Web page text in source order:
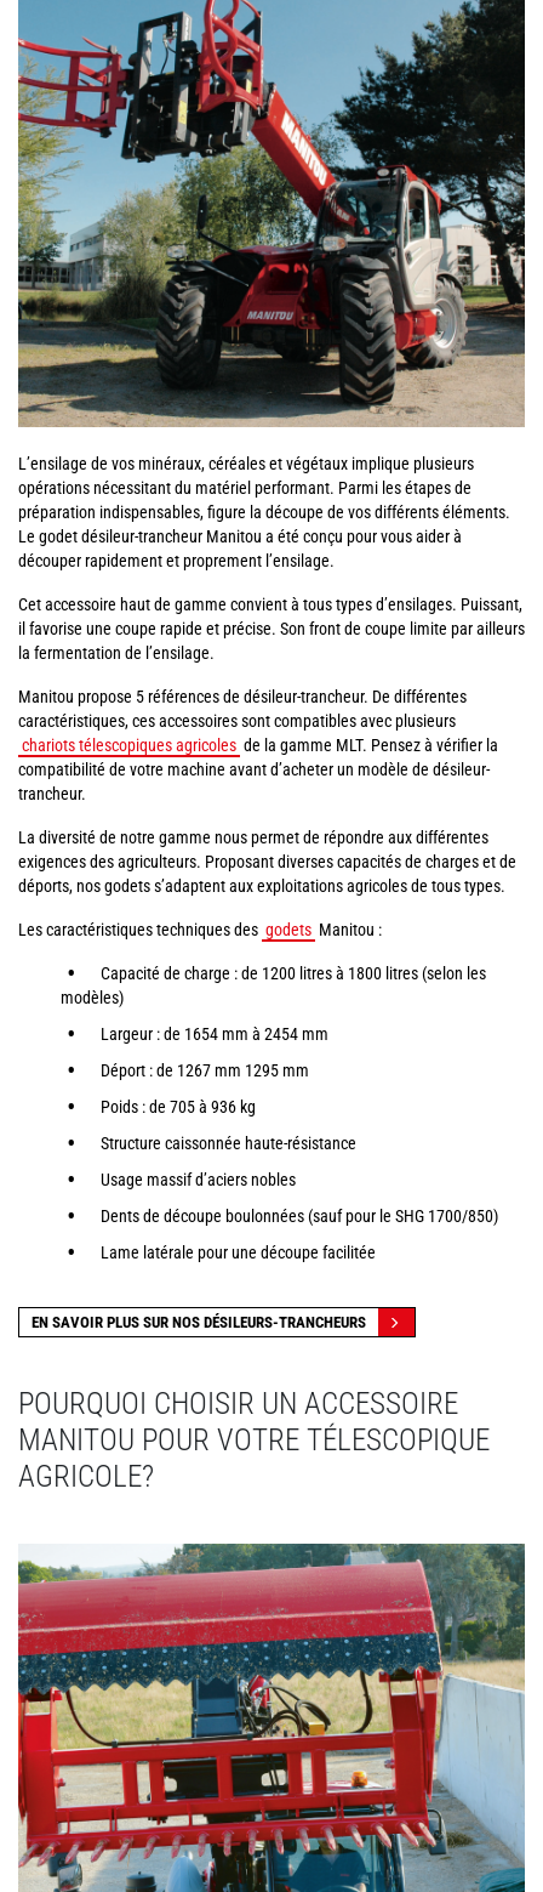
L’ensilage de vos minéraux, céréales et végétaux implique plusieurs
opérations nécessitant du matériel performant. Parmi les étapes de
préparation indispensables, figure la découpe de vos différents éléments.
Le godet désileur-trancheur Manitou a été conçu pour vous aider à
découper rapidement et proprement l’ensilage.
Cet accessoire haut de gamme convient à tous types d’ensilages. Puissant,
il favorise une coupe rapide et précise. Son front de coupe limite par ailleurs
la fermentation de l’ensilage.
Manitou propose 5 références de désileur-trancheur. De différentes
caractéristiques, ces accessoires sont compatibles avec plusieurs
chariots télescopiques agricoles de la gamme MLT. Pensez à vérifier la
compatibilité de votre machine avant d’acheter un modèle de désileur-
trancheur.
La diversité de notre gamme nous permet de répondre aux différentes
exigences des agriculteurs. Proposant diverses capacités de charges et de
déports, nos godets s’adaptent aux exploitations agricoles de tous types.
Les caractéristiques techniques des godets Manitou :
Capacité de charge : de 1200 litres à 1800 litres (selon les
modèles)
Largeur : de 1654 mm à 2454 mm
Déport : de 1267 mm 1295 mm
Poids : de 705 à 936 kg
Structure caissonnée haute-résistance
Usage massif d’aciers nobles
Dents de découpe boulonnées (sauf pour le SHG 1700/850)
Lame latérale pour une découpe facilitée
EN SAVOIR PLUS SUR NOS DÉSILEURS-TRANCHEURS
POURQUOI CHOISIR UN ACCESSOIRE
MANITOU POUR VOTRE TÉLESCOPIQUE
AGRICOLE?